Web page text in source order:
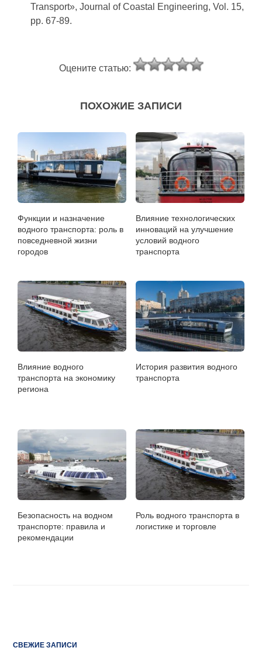
Transport», Journal of Coastal Engineering, Vol. 15,
pp. 67-89.
Оцените статью:
ПОХОЖИЕ ЗАПИСИ
Функции и назначение
водного транспорта: роль в
повседневной жизни
городов
Влияние технологических
инноваций на улучшение
условий водного
транспорта
Влияние водного
транспорта на экономику
региона
История развития водного
транспорта
Безопасность на водном
транспорте: правила и
рекомендации
Роль водного транспорта в
логистике и торговле
СВЕЖИЕ ЗАПИСИ